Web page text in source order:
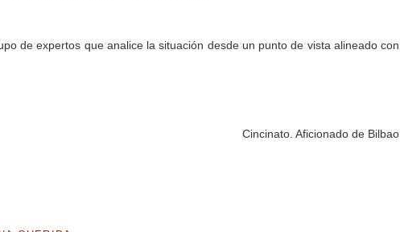
de expertos que analice la situación desde un punto de vista alineado con
Cincinato. Aficionado de Bilbao